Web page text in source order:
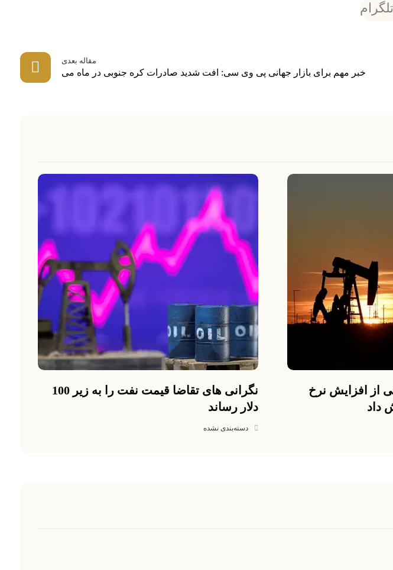
تلگرام
مقاله بعدی
خبر مهم برای بازار جهانی پی وی سی: افت شدید صادرات کره جنوبی در ماه می
از افزایش نرخ
داد
نگرانی های تقاضا قیمت نفت را به زیر 100
دلار رساند
دسته‌بندی نشده